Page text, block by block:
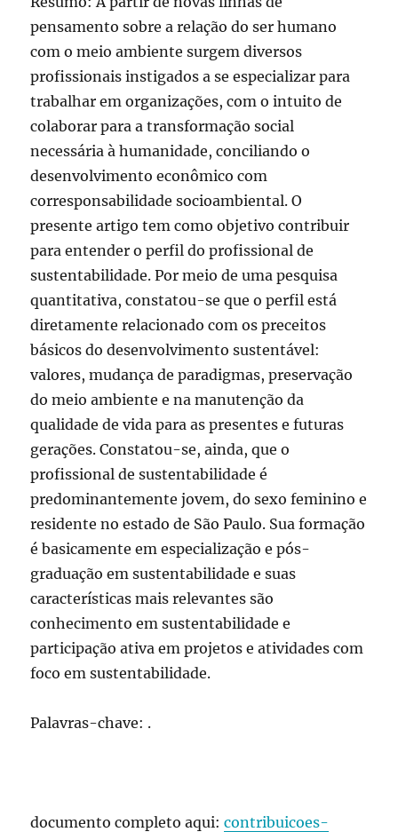
pensamento sobre a relação do ser humano
com o meio ambiente surgem diversos
profissionais instigados a se especializar para
trabalhar em organizações, com o intuito de
colaborar para a transformação social
necessária à humanidade, conciliando o
desenvolvimento econômico com
corresponsabilidade socioambiental. O
presente artigo tem como objetivo contribuir
para entender o perfil do profissional de
sustentabilidade. Por meio de uma pesquisa
quantitativa, constatou-se que o perfil está
diretamente relacionado com os preceitos
básicos do desenvolvimento sustentável:
valores, mudança de paradigmas, preservação
do meio ambiente e na manutenção da
qualidade de vida para as presentes e futuras
gerações. Constatou-se, ainda, que o
profissional de sustentabilidade é
predominantemente jovem, do sexo feminino e
residente no estado de São Paulo. Sua formação
é basicamente em especialização e pós-
graduação em sustentabilidade e suas
características mais relevantes são
conhecimento em sustentabilidade e
participação ativa em projetos e atividades com
foco em sustentabilidade.
Palavras-chave: .
documento completo aqui:contribuicoes-